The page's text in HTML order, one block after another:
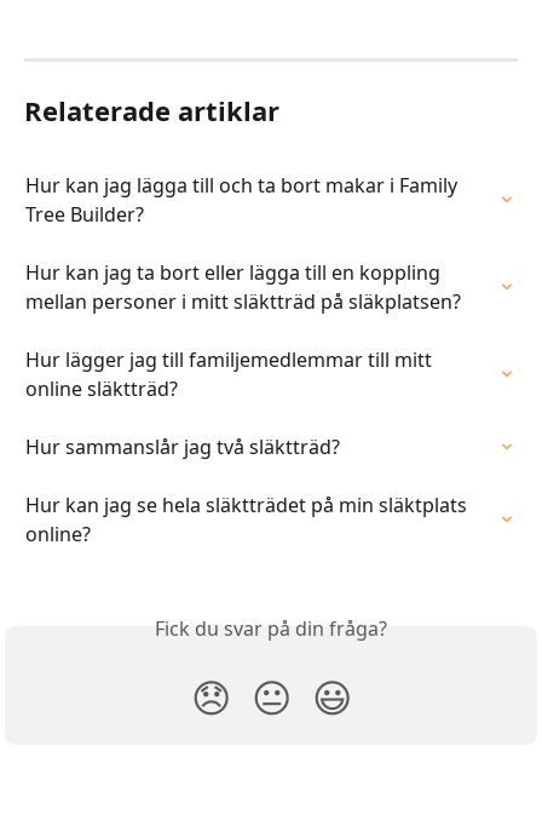
Relaterade artiklar
Hur kan jag lägga till och ta bort makar i Family
Tree Builder?
Hur kan jag ta bort eller lägga till en koppling
mellan personer i mitt släktträd på släkplatsen?
Hur lägger jag till familjemedlemmar till mitt
online släktträd?
Hur sammanslår jag två släktträd?
Hur kan jag se hela släktträdet på min släktplats
online?
Fick du svar på din fråga?
😞 😐 😃